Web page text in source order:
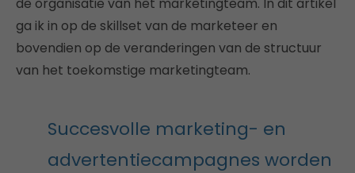
ga ik in op de skillset van de marketeer en
bovendien op de veranderingen van de structuur
van het toekomstige marketingteam.
Succesvolle marketing- en
advertentiecampagnes worden